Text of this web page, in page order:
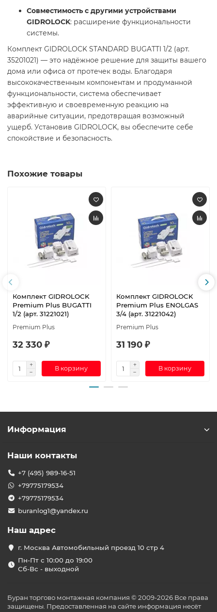
Совместимость с другими устройствами
GIDROLOCK: расширение функциональности
системы.
Комплект GIDROLOCK STANDARD BUGATTI 1/2 (арт.
35201021) — это надёжное решение для защиты вашего
дома или офиса от протечек воды. Благодаря
высококачественным компонентам и продуманной
функциональности, система обеспечивает
эффективную и своевременную реакцию на
аварийные ситуации, предотвращая возможный
ущерб. Установив GIDROLOCK, вы обеспечите себе
спокойствие и безопасность.
Похожие товары
Комплект GIDROLOCK
Premium Plus BUGATTI
1/2 (арт. 31221021)
Premium Plus
32 330 ₽
В корзину
Комплект GIDROLOCK
Premium Plus ENOLGAS
3/4 (арт. 31221042)
Premium Plus
31 190 ₽
В корзину
Информация
Наши контакты
+7 (495) 989-16-51
+79775179534
+79775179534
buranlog1@yandex.ru
Наш адрес
г. Москва Автомобильный проезд 10 стр 4
Пн-Пт с 10:00 до 19:00
Сб-Вс - выходной
Буран торгово монтажная компания © 2009-2026 Все права
защищены. Предоставленная на сайте информация несёт